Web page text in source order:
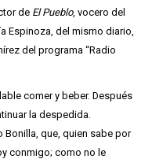
de El Pueblo, vocero del
Espinoza, del mismo diario,
del programa “Radio
comer y beber. Después
la despedida.
Bonilla, que, quien sabe por
conmigo; como no le